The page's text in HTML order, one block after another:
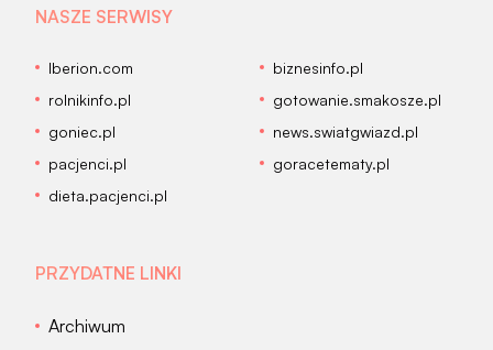
NASZE SERWISY
Iberion.com
biznesinfo.pl
rolnikinfo.pl
gotowanie.smakosze.pl
goniec.pl
news.swiatgwiazd.pl
pacjenci.pl
goracetematy.pl
dieta.pacjenci.pl
PRZYDATNE LINKI
Archiwum